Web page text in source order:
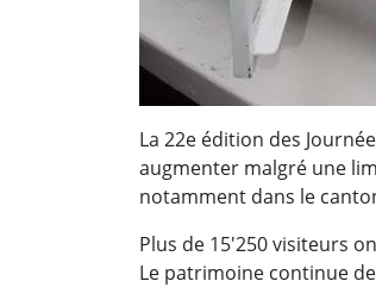
La 22e édition des
augmenter malgré une
notamment dans le
Plus de 15'250 visiteurs
Le patrimoine continue